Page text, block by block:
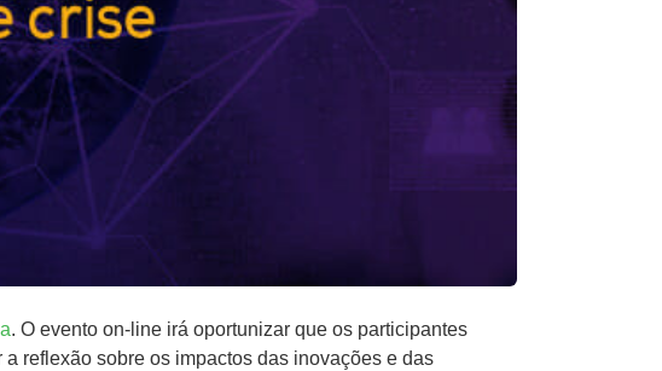
. O evento on-line irá oportunizar que os participantes
reflexão sobre os impactos das inovações e das